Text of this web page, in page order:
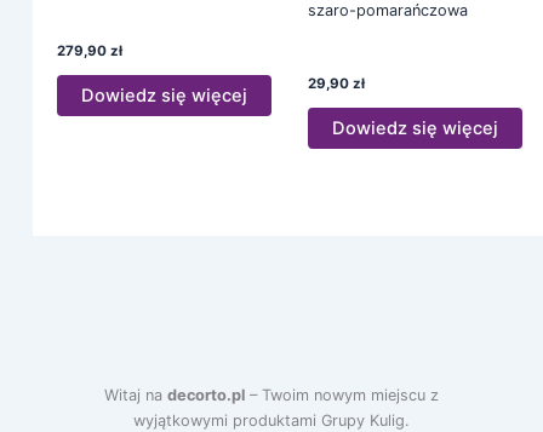
279,90 zł
Dowiedz się więcej
szaro-pomarańczowa
29,90 zł
Dowiedz się więcej
Witaj na decorto.pl – Twoim nowym miejscu z
wyjątkowymi produktami Grupy Kulig.